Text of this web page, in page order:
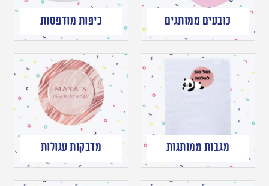
כובעים ממותגים כיפות מודפסות
מגבות ממותגות מדבקות עגולות